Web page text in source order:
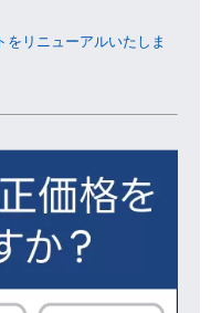
をリニューアルいたしま